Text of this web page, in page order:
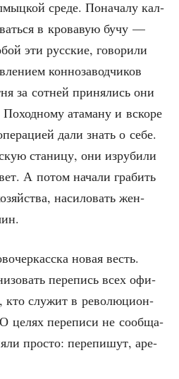
сре­де. Пона­ча­лу кал­
в кро­ва­вую бучу —
эти рус­ские, гово­ри­ли
кон­но­за­вод­чи­ков
за сот­ней при­ня­лись они
Поход­но­му ата­ма­ну и вско­ре
дали знать о себе.
ста­ни­цу, они изру­би­ли
А потом нача­ли гра­бить
наси­ло­вать жен­
новая весть.
пере­пись всех офи­
кто слу­жит в рево­лю­ци­он­
целях пере­пи­си не сооб­ща­
про­сто: пере­пи­шут, аре­